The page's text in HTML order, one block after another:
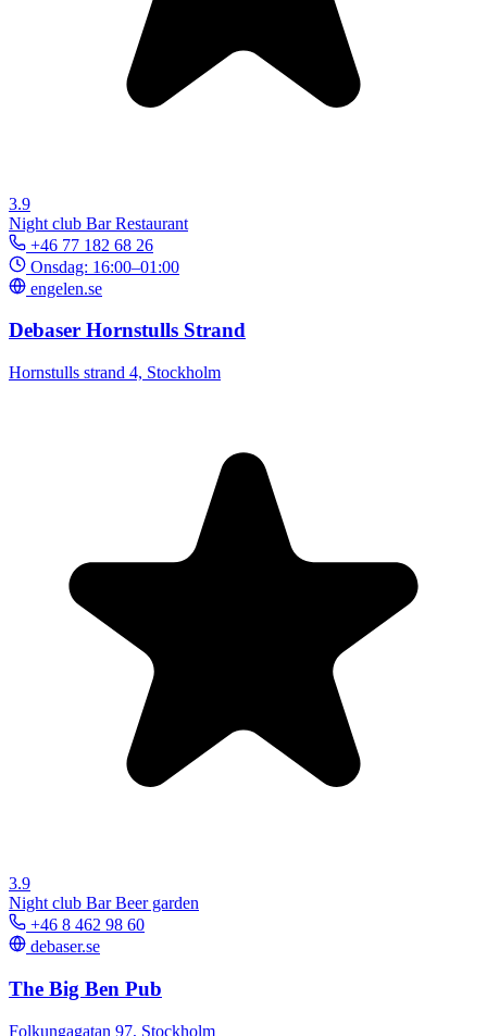
3.9
Night club BarRestaurant
+46 77 182 68 26
Onsdag: 16:00–01:00
engelen.se
Debaser Hornstulls Strand
Hornstulls strand 4, Stockholm
3.9
Night club BarBeer garden
+46 8 462 98 60
debaser.se
The Big Ben Pub
Folkungagatan 97, Stockholm